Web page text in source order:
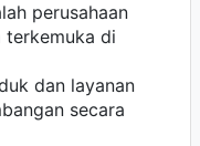
perusahaan
terkemuka di
dan layanan
secara